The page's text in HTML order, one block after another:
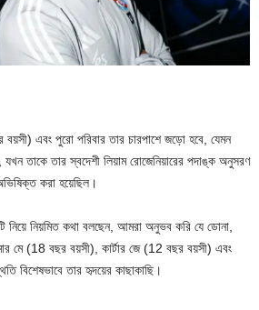
বয়সী) এবং পুরো পরিবার তার চারপাশে জড়ো হবে, যেমন
যখন তাকে তার স্বদেশী লিয়াম রোজেনিয়ারের পদাঙ্ক অনুসরণ
করা হয়েছিল।
নিয়ে নিয়মিত কথা বলছেন, আমরা অনুভব করি যে ডোনা,
মে (18 বছর বয়সী), কার্টার জে (12 বছর বয়সী) এবং
বিশেষভাবে তার হৃদয়ের কাছাকাছি।